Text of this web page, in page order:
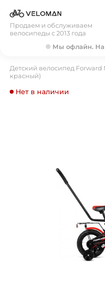
Продаем и обслуживаем
велосипеды с 2013 года
Мы офлайн. На
Детский велосипед Forward
красный)
Нет в наличии